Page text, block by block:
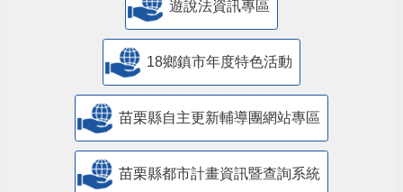
遊說法資訊專區
18鄉鎮市年度特色活動
苗栗縣自主更新輔導團網站專區
苗栗縣都市計畫資訊暨查詢系統